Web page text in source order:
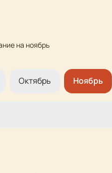
на ноябрь
Октябрь Ноябрь